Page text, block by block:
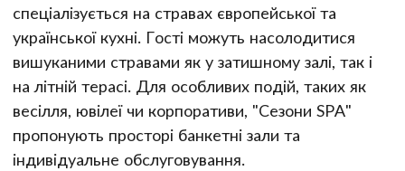
спеціалізується на стравах європейської та
української кухні. Гості можуть насолодитися
вишуканими стравами як у затишному залі, так і
на літній терасі. Для особливих подій, таких як
весілля, ювілеї чи корпоративи, "Сезони SPA"
пропонують просторі банкетні зали та
індивідуальне обслуговування.